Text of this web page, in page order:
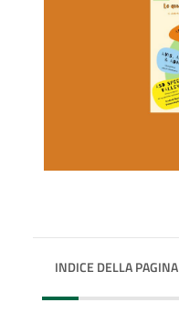
INDICE DELLA PAGINA